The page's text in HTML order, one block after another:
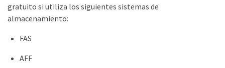
gratuito si utiliza los siguientes sistemas de
almacenamiento:
FAS
AFF